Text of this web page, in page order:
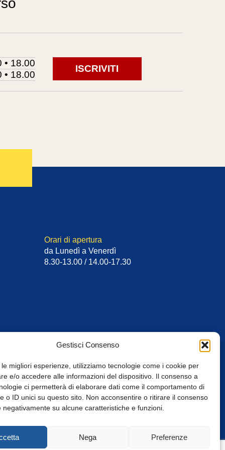
Gestisci Consenso
migliori esperienze, utilizziamo tecnologie come i cookie per
e/o accedere alle informazioni del dispositivo. Il consenso a
ci permetterà di elaborare dati come il comportamento di
o ID unici su questo sito. Non acconsentire o ritirare il consenso
negativamente su alcune caratteristiche e funzioni.
Nega Preferenze
• 18.00
• 18.00
ISCRIVITI
Orari di apertura
da Lunedì a Venerdì
8.30-13.00 / 14.00-17.30